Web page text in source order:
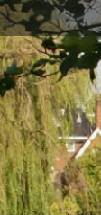
kennis...
op maat
probleem!